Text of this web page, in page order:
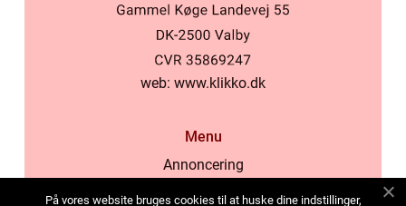
web: www.klikko.dk
Menu
Annoncering
På vores website bruges cookies til at huske dine indstillinger,